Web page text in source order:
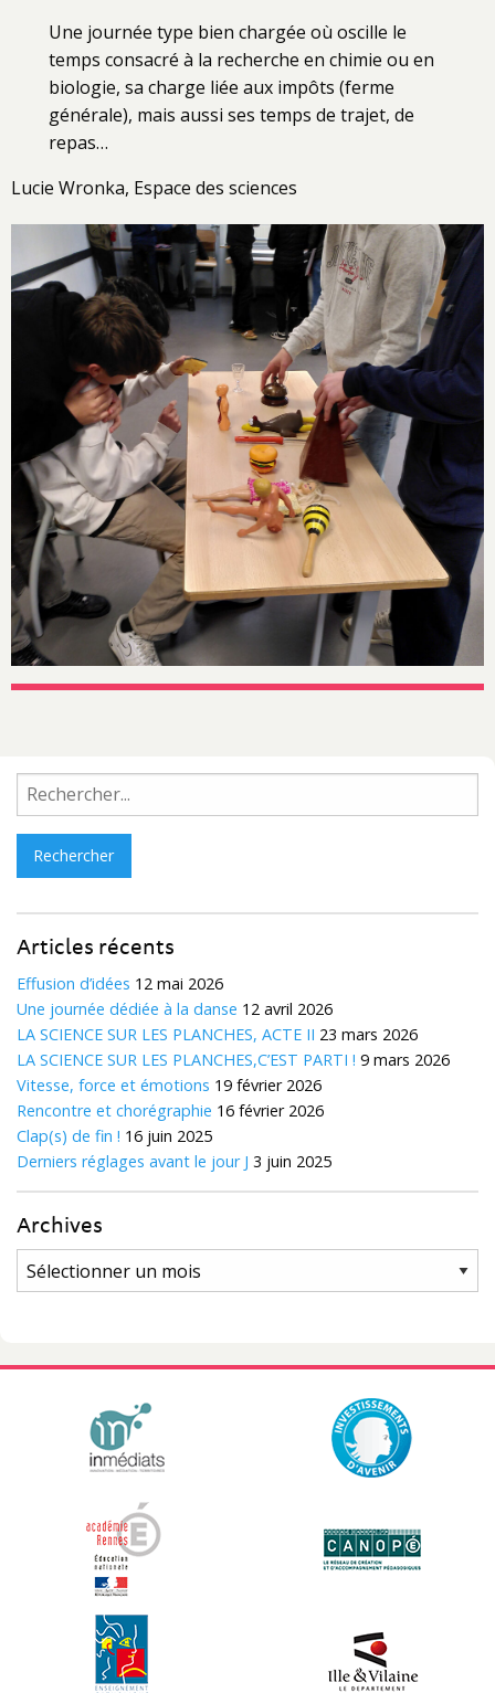
Une journée type bien chargée où oscille le
temps consacré à la recherche en chimie ou en
biologie, sa charge liée aux impôts (ferme
générale), mais aussi ses temps de trajet, de
repas…
Lucie Wronka, Espace des sciences
Rechercher :
Articles récents
Effusion d’idées 12 mai 2026
Une journée dédiée à la danse 12 avril 2026
LA SCIENCE SUR LES PLANCHES, ACTE II 23 mars 2026
LA SCIENCE SUR LES PLANCHES,C’EST PARTI ! 9 mars 2026
Vitesse, force et émotions 19 février 2026
Rencontre et chorégraphie 16 février 2026
Clap(s) de fin ! 16 juin 2025
Derniers réglages avant le jour J 3 juin 2025
Archives
Archives